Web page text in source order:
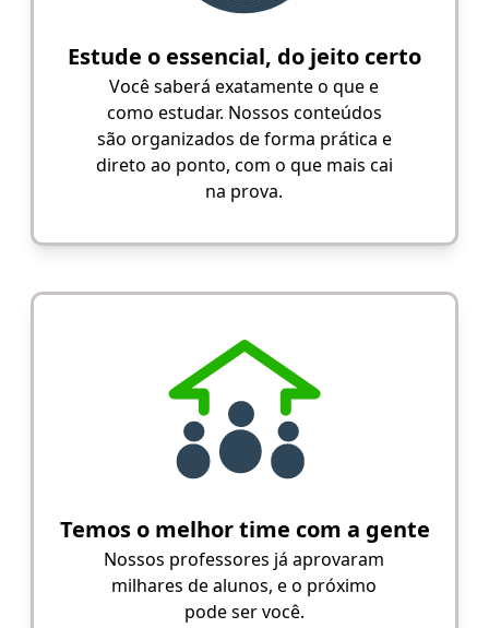
Estude o essencial, do jeito certo
Você saberá exatamente o que e
como estudar. Nossos conteúdos
são organizados de forma prática e
direto ao ponto, com o que mais cai
na prova.
Temos o melhor time com a gente
Nossos professores já aprovaram
milhares de alunos, e o próximo
pode ser você.